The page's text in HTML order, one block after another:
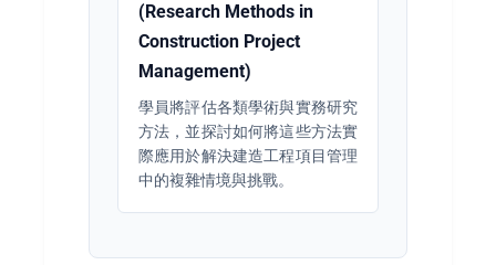
(Research Methods in
Construction Project
Management)
學員將評估各類學術與實務研究
方法，並探討如何將這些方法實
際應用於解決建造工程項目管理
中的複雜情境與挑戰。